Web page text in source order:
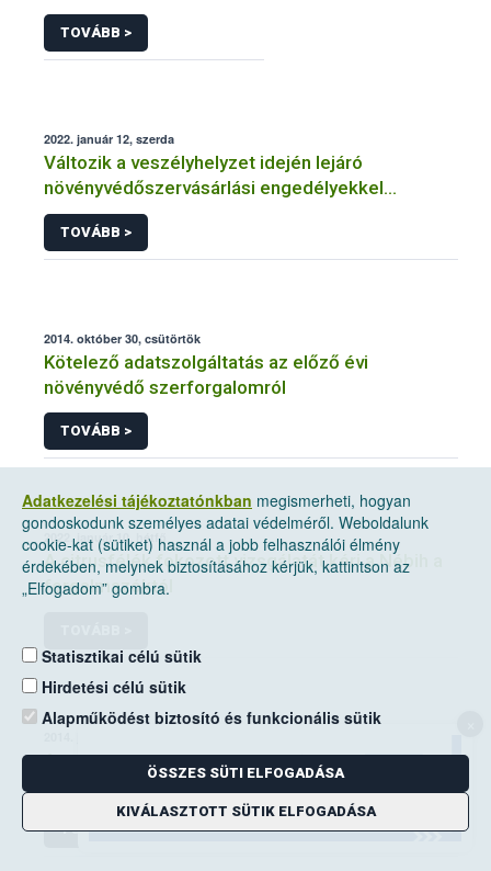
TOVÁBB >
2022. január 12, szerda
Változik a veszélyhelyzet idején lejáró
növényvédőszervásárlási engedélyekkel
kapcsolatos szabályozás
TOVÁBB >
2014. október 30, csütörtök
Kötelező adatszolgáltatás az előző évi
növényvédő szerforgalomról
TOVÁBB >
2022. január 10, hétfő
A citrusfélék fokozott vizsgálatát kéri a Nébih a
forgalmazóktól
A mezei pocok elleni védekezési kötelezettség
a földhasználók kiemelt feladata
TOVÁBB >
Adatkezelési tájékoztatónkban megismerheti, hogyan
gondoskodunk személyes adatai védelméről. Weboldalunk
cookie-kat (sütiket) használ a jobb felhasználói élmény
érdekében, melynek biztosításához kérjük, kattintson az
„Elfogadom” gombra.
Statisztikai célú sütik
Hirdetési célú sütik
Alapműködést biztosító és funkcionális sütik
ÖSSZES SÜTI ELFOGADÁSA
KIVÁLASZTOTT SÜTIK ELFOGADÁSA